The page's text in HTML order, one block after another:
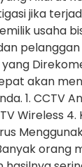
jika
usaha
akan
1. CCTV
Wireless
orang